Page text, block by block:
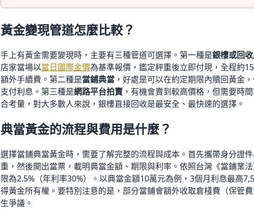
黃金變現管道怎麼比較？
手上有黃金需要變現時，主要有三種管道可選擇。第一種是銀樓或回
店家當場以當日國際金價為基準報價，鑑定秤重後立即付現，全程約
額外手續費。第二種是當鋪典當 ，好處是可以在約定期限內贖回黃金
支付利息。第三種是網路平台拍賣 ，有機會賣到較高價格，但需要時
合考量，對大多數人來說，銀樓直接回收是最安全、最快速的選擇。
典當黃金的流程與費用是什麼？
選擇當鋪典當黃金時，需要了解完整的流程與成本。首先攜帶身分證
重，然後開出當票，載明典當金額、期限與利率。依照台灣《當鋪業
限為2.5% （年利率30%）。以典當金額10萬元為例，3個月利息最高
得黃金所有權。要特別注意的是，部分當鋪會額外收取倉棧費（保管
生爭議。